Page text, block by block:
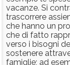
vacanze. Si
trascorrere
che hanno un
che di fatto
verso i bisogni
sostenere
famiglie; ad